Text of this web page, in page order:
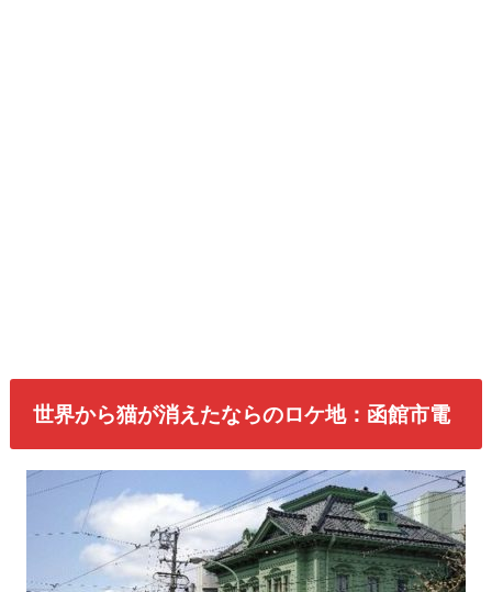
世界から猫が消えたならのロケ地：函館市電